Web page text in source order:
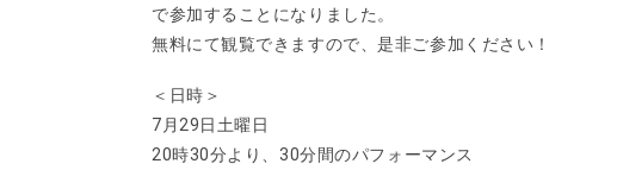
で参加することになりました。
無料にて観覧できますので、是非ご参加ください！
＜日時＞
7月29日土曜日
20時30分より、30分間のパフォーマンス